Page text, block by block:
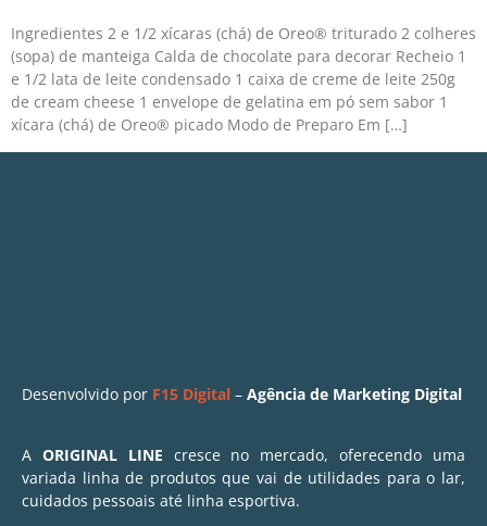
Ingredientes 2 e 1/2 xícaras (chá) de Oreo® triturado 2 colheres
(sopa) de manteiga Calda de chocolate para decorar Recheio 1
e 1/2 lata de leite condensado 1 caixa de creme de leite 250g
de cream cheese 1 envelope de gelatina em pó sem sabor 1
xícara (chá) de Oreo® picado Modo de Preparo Em […]
Desenvolvido por F15 Digital – Agência de Marketing Digital
A ORIGINAL LINE cresce no mercado, oferecendo uma
variada linha de produtos que vai de utilidades para o lar,
cuidados pessoais até linha esportiva.